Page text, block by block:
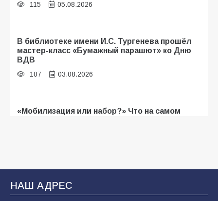
115 05.08.2026
В библиотеке имени И.С. Тургенева прошёл
мастер-класс «Бумажный парашют» ко Дню
ВДВ
107 03.08.2026
«Мобилизация или набор?» Что на самом
В Батайске продолжаются дорожные работы
103 04.08.2026
НАШ АДРЕС